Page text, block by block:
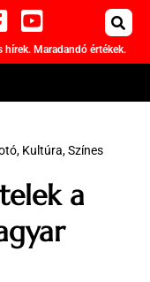
hírek. Maradandó értékek.
, Kultúra,Színes
a